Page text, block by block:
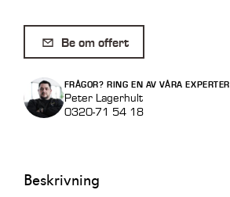
Stora
BM
ton
FEM
mm
Be om offert
FRÅGOR? RING EN AV VÅRA EXPERTER
Peter Lagerhult
0320-71 54 18
Beskrivning